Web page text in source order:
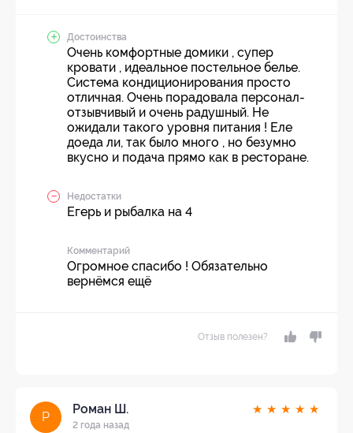
Достоинства
Очень комфортные домики , супер
кровати , идеальное постельное белье.
Система кондиционирования просто
отличная. Очень порадовала персонал-
отзывчивый и очень радушный. Не
ожидали такого уровня питания ! Еле
доеда ли, так было много , но безумно
вкусно и подача прямо как в ресторане.
Недостатки
Егерь и рыбалка на 4
Комментарий
Огромное спасибо ! Обязательно
вернёмся ещё
Отзыв полезен?
Р
Роман Ш.
2 года назад
★ ★ ★ ★ ★